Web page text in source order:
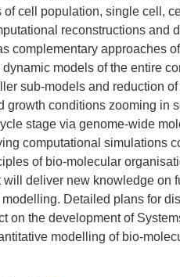
cell population, single cell,
reconstructions and
complementary approaches
models of the entire
sub-models and reduction
growth conditions zooming in
stage via genome-wide
computational simulations
of bio-molecular
deliver new knowledge on
Detailed plans for
on the development of